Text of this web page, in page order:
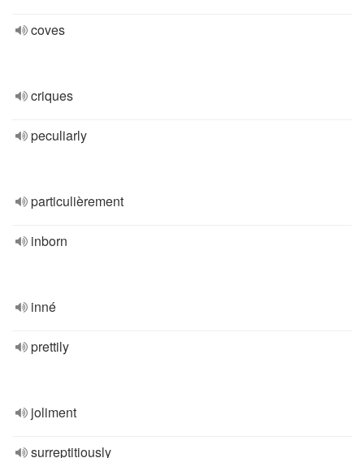
coves
criques
peculiarly
particulièrement
inborn
inné
prettily
joliment
surreptitiously